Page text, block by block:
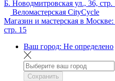
Б. Новодмитровская ул., 36, стр.
Веломастерская CityCycle
Магазин и мастерская в Москве:
стр. 15
Ваш город: Не определено
Сохранить